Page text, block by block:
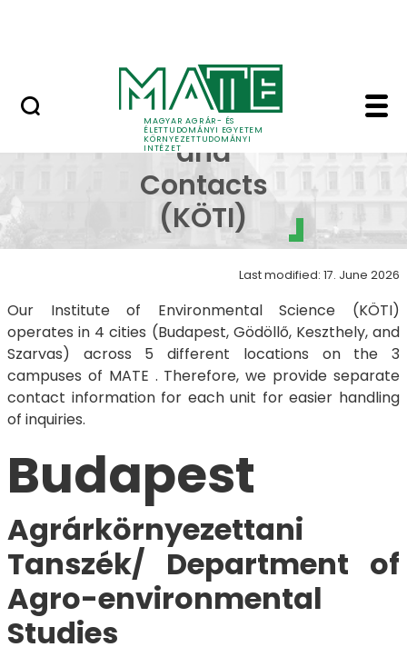
MAGYAR AGRÁR- ÉS
ÉLETTUDOMÁNYI EGYETEM
KÖRNYEZETTUDOMÁNYI
INTÉZET
Locations and
Locations
and
Contacts
(KÖTI)
Last modified: 17. June 2026
Our Institute of Environmental Science (KÖTI)
operates in 4 cities (Budapest, Gödöllő, Keszthely, and
Szarvas) across 5 different locations on the 3
campuses of MATE . Therefore, we provide separate
contact information for each unit for easier handling
of inquiries.
Budapest
Agrárkörnyezettani
Tanszék/ Department of
Agro-environmental
Studies